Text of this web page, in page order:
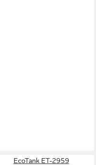
EcoTank ET-2959